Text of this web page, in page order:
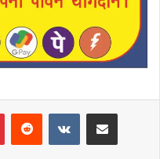
PinterestReddit VKontakteShare via Email